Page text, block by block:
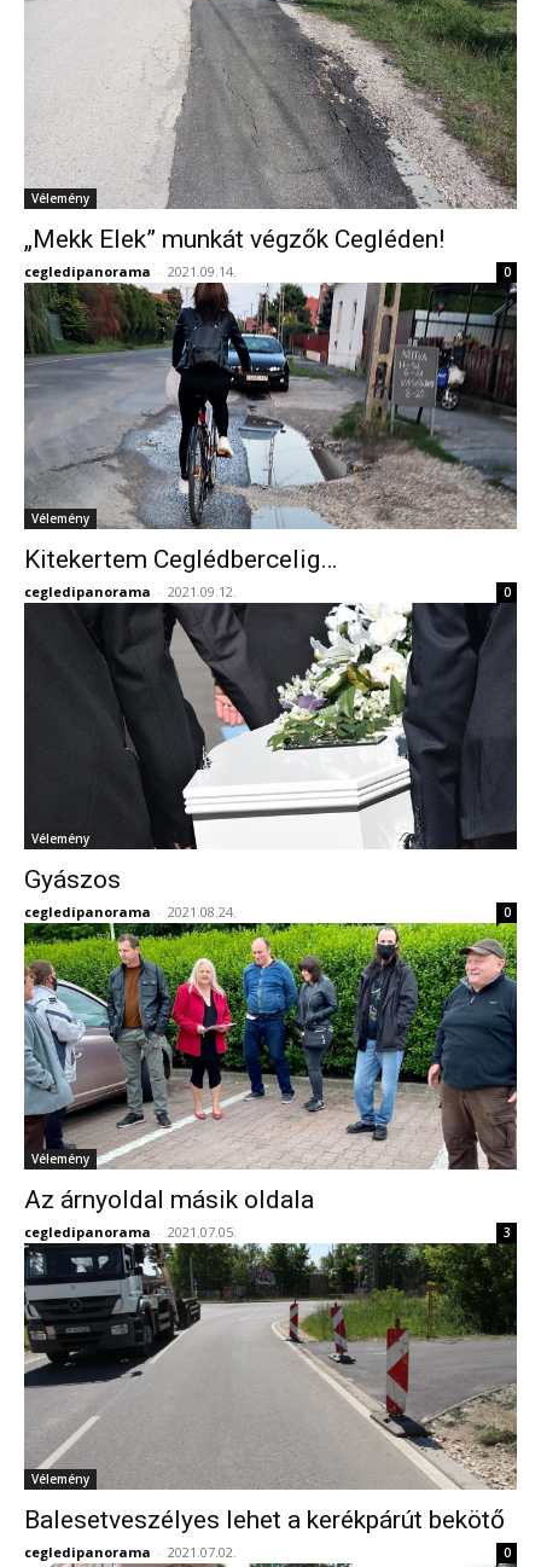
Vélemény
„Mekk Elek” munkát végzők Cegléden!
cegledipanorama - 2021.09.14. 0
Vélemény
Kitekertem Ceglédbercelig…
cegledipanorama - 2021.09.12. 0
Vélemény
Gyászos
cegledipanorama - 2021.08.24. 0
Vélemény
Az árnyoldal másik oldala
cegledipanorama - 2021.07.05. 3
Vélemény
Balesetveszélyes lehet a kerékpárút bekötő
cegledipanorama - 2021.07.02. 0